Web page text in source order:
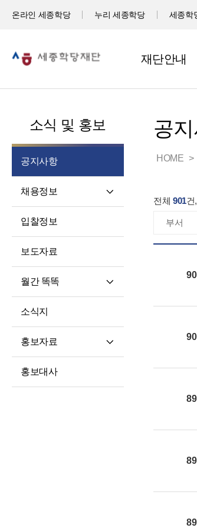
온라인 세종학당 누리 세종학당 세종학
재단안내
소식 및 홍보
공지사항
채용정보
입찰정보
보도자료
월간 똑똑
소식지
홍보자료
홍보대사
공
HOME
전체 901건